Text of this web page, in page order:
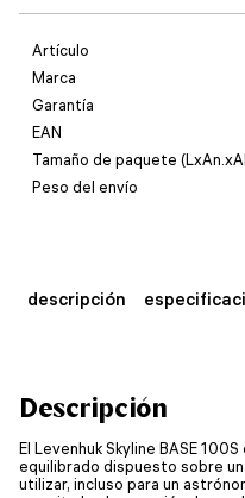
Artículo
Marca
Garantía
EAN
Tamaño de paquete
Peso del envío
descripción
Descripción
El Levenhuk Skyline BASE
equilibrado dispuesto sobre
utilizar, incluso para un